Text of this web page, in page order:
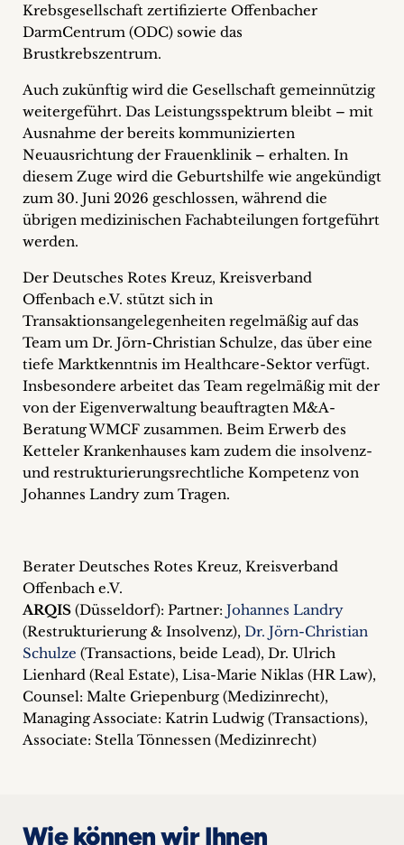
Krebsgesellschaft zertifizierte Offenbacher
DarmCentrum (ODC) sowie das
Brustkrebszentrum.
Auch zukünftig wird die Gesellschaft gemeinnützig
weitergeführt. Das Leistungsspektrum bleibt – mit
Ausnahme der bereits kommunizierten
Neuausrichtung der Frauenklinik – erhalten. In
diesem Zuge wird die Geburtshilfe wie angekündigt
zum 30. Juni 2026 geschlossen, während die
übrigen medizinischen Fachabteilungen fortgeführt
werden.
Der Deutsches Rotes Kreuz, Kreisverband
Offenbach e.V. stützt sich in
Transaktionsangelegenheiten regelmäßig auf das
Team um Dr. Jörn-Christian Schulze, das über eine
tiefe Marktkenntnis im Healthcare-Sektor verfügt.
Insbesondere arbeitet das Team regelmäßig mit der
von der Eigenverwaltung beauftragten M&A-
Beratung WMCF zusammen. Beim Erwerb des
Ketteler Krankenhauses kam zudem die insolvenz-
und restrukturierungsrechtliche Kompetenz von
Johannes Landry zum Tragen.
Berater Deutsches Rotes Kreuz, Kreisverband
Offenbach e.V.
ARQIS (Düsseldorf): Partner: Johannes Landry
(Restrukturierung & Insolvenz), Dr. Jörn-Christian
Schulze (Transactions, beide Lead), Dr. Ulrich
Lienhard (Real Estate), Lisa-Marie Niklas (HR Law),
Counsel: Malte Griepenburg (Medizinrecht),
Managing Associate: Katrin Ludwig (Transactions),
Associate: Stella Tönnessen (Medizinrecht)
Wie können wir Ihnen